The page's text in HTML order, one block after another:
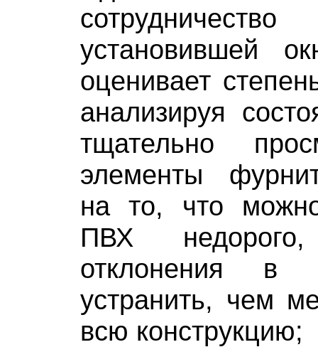
установившей
оценивает
анализируя
тщательно
элементы
на то, что
ПВХ
отклонения в
устранить, чем
всю конструкцию;